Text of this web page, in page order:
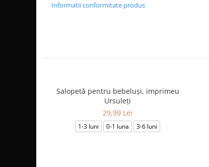
Informatii conformitate produs
Salopetă pentru bebeluși, imprimeu
Ursuleți
29,99 Lei
1-3 luni 0-1 luna 3-6 luni